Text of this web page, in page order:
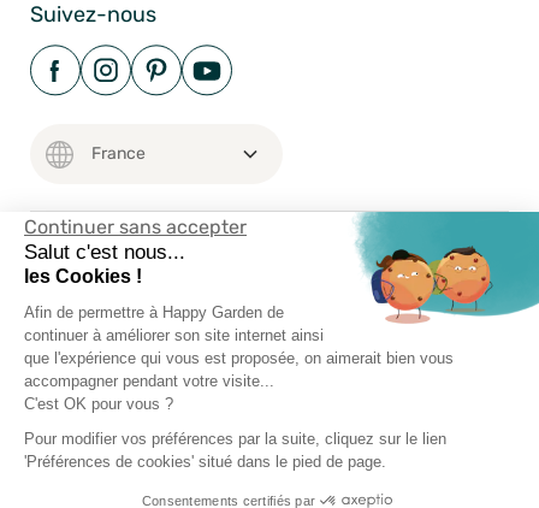
Continuer sans accepter
Salut c'est nous...
les Cookies !
Afin de permettre à Happy Garden de
continuer à améliorer son site internet ainsi
que l'expérience qui vous est proposée, on aimerait bien vous
accompagner pendant votre visite...
C'est OK pour vous ?
Pour modifier vos préférences par la suite, cliquez sur le lien
'Préférences de cookies' situé dans le pied de page.
Consentements certifiés par
Suivez-nous
Mentions Légales
Vie Privée
Happy-Garden.fr - Allstore SAS Copyright 2024